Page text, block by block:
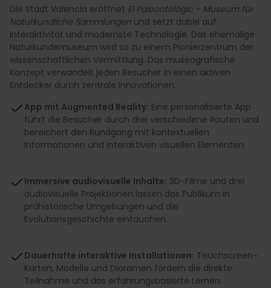
Die Stadt Valencia eröffnet El Paleontològic – Museum für
Naturkundliche Sammlungen und setzt dabei auf
Interaktivität und modernste Technologie. Das ehemalige
Naturkundemuseum wird so zu einem Pionierzentrum der
wissenschaftlichen Vermittlung. Das museografische
Konzept verwandelt jeden Besucher in einen aktiven
Entdecker durch zentrale Innovationen:
App mit Augmented Reality: Eine personalisierte App
führt die Besucher durch drei verschiedene Routen und
bereichert den Rundgang mit kontextuellen
Informationen und interaktiven visuellen Elementen.
Immersive audiovisuelle Inhalte: 3D-Filme und drei
audiovisuelle Projektionen lassen das Publikum in
prähistorische Umgebungen und die
Evolutionsgeschichte eintauchen.
Dauerhafte interaktive Installationen: Touchscreen-
Karten, Modelle und Dioramen fördern die direkte
Teilnahme und das erfahrungsbasierte Lernen.